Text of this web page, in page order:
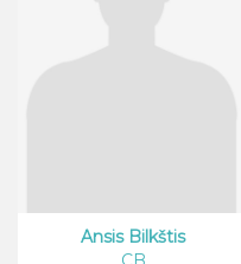
Ansis Bilkštis